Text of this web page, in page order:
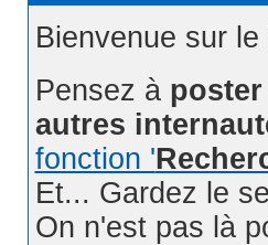
Bienvenue sur
Pensez à
autres
fonction '
Et... Gardez le
On n'est pas là